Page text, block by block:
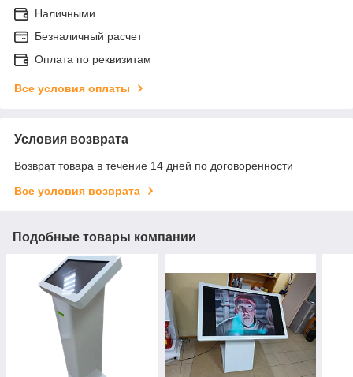
Наличными
Безналичный расчет
Оплата по реквизитам
Все условия оплаты
Условия возврата
Возврат товара в течение 14 дней по договоренности
Все условия возврата
Подобные товары компании